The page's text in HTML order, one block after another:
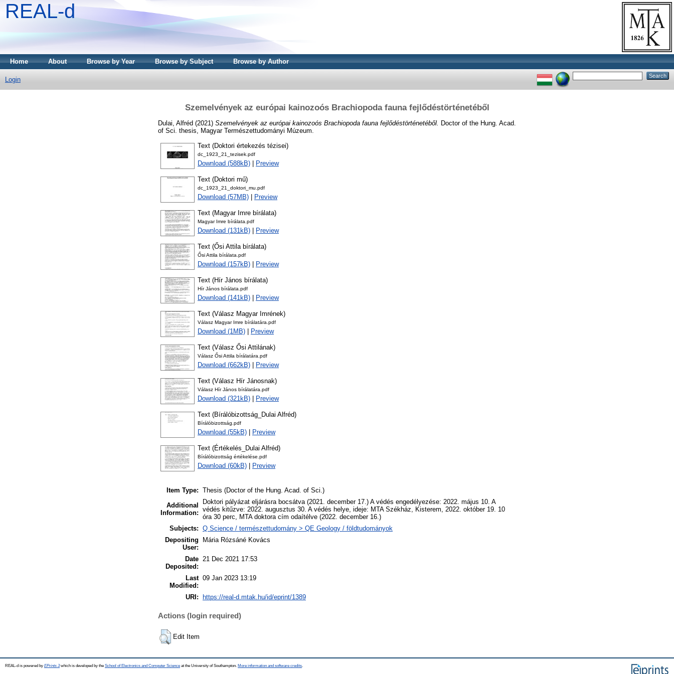
REAL-d
Home About Browse by Year Browse by Subject Browse by Author
Login
Szemelvények az európai kainozoós Brachiopoda fauna fejlődéstörténetéből
Dulai, Alfréd (2021) Szemelvények az európai kainozoós Brachiopoda fauna fejlődéstörténetéből. Doctor of the Hung. Acad.
of Sci. thesis, Magyar Természettudományi Múzeum.
Text (Doktori értekezés tézisei)
dc_1923_21_tezisek.pdf
Download (588kB) Preview
Text (Doktori mű)
dc_1923_21_doktori_mu.pdf
Download (57MB) Preview
Text (Magyar Imre bírálata)
Magyar Imre bírálata.pdf
Download (131kB) Preview
Text (Ősi Attila bírálata)
Ősi Attila bírálata.pdf
Download (157kB) Preview
Text (Hír János bírálata)
Hír János bírálata.pdf
Download (141kB) Preview
Text (Válasz Magyar Imrének)
Válasz Magyar Imre bírálatára.pdf
Download (1MB) Preview
Text (Válasz Ősi Attilának)
Válasz Ősi Attila bírálatára.pdf
Download (662kB) Preview
Text (Válasz Hír Jánosnak)
Válasz Hír János bírálatára.pdf
Download (321kB) Preview
Text (Bírálóbizottság_Dulai Alfréd)
Bírálóbizottság.pdf
Download (55kB) Preview
Text (Értékelés_Dulai Alfréd)
Bírálóbizottság értékelése.pdf
Download (60kB) Preview
Item Type: Thesis (Doctor of the Hung. Acad. of Sci.)
Additional
Information:
Doktori pályázat eljárásra bocsátva (2021. december 17.) A védés engedélyezése: 2022. május 10. A
védés kitűzve: 2022. augusztus 30. A védés helye, ideje: MTA Székház, Kisterem, 2022. október 19. 10
óra 30 perc, MTA doktora cím odaítélve (2022. december 16.)
Subjects: Q Science / természettudomány > QE Geology / földtudományok
Depositing
User:
Mária Rózsáné Kovács
Date
Deposited:
21 Dec 2021 17:53
Last
Modified:
09 Jan 2023 13:19
URI: https://real-d.mtak.hu/id/eprint/1389
Actions (login required)
Edit Item
REAL-d is powered by EPrints 3which is developed by the School of Electronics and Computer Science at the University of Southampton. More information and software credits